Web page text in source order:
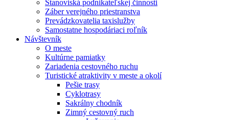
Stanoviská podnikateľskej činnosti
Záber verejného priestranstva
Prevádzkovatelia taxislužby
Samostatne hospodáriaci roľník
Návštevník
O meste
Kultúrne pamiatky
Zariadenia cestovného ruchu
Turistické atraktivity v meste a okolí
Pešie trasy
Cyklotrasy
Sakrálny chodník
Zimný cestovný ruch